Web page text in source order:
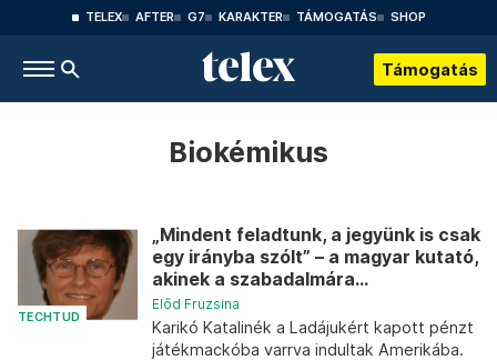
TELEX AFTER G7 KARAKTER TÁMOGATÁS SHOP
Támogatás
Biokémikus
TECHTUD
„Mindent feladtunk, a jegyünk is csak
egy irányba szólt” – a magyar kutató,
akinek a szabadalmára...
Előd Fruzsina
Karikó Katalinék a Ladájukért kapott pénzt
játékmackóba varrva indultak Amerikába.